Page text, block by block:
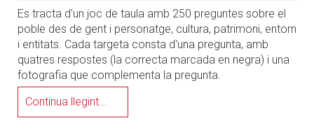
Es tracta d'un joc de taula amb 250 preguntes sobre el
poble des de gent i personatge, cultura, patrimoni, entorn
i entitats. Cada targeta consta d'una pregunta, amb
quatres respostes (la correcta marcada en negra) i una
fotografia que complementa la pregunta.
Continua llegint...